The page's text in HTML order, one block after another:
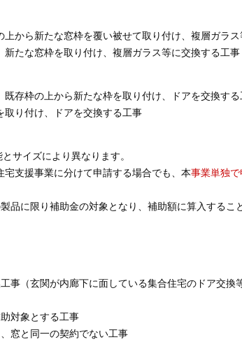
から新たな窓枠を覆い被せて取り付け、複層ガラ
たな窓枠を取り付け、複層ガラス等に交換する工事
存枠の上から新たな枠を取り付け、ドアを交換する
り付け、ドアを交換する工事
サイズにより異なります。
支援事業に分けて申請する場合でも、本事業単独
に限り補助金の対象となり、補助額に算入するこ
事（玄関が内廊下に面している集合住宅のドア交換等
対象とする工事
窓と同一の契約でない工事